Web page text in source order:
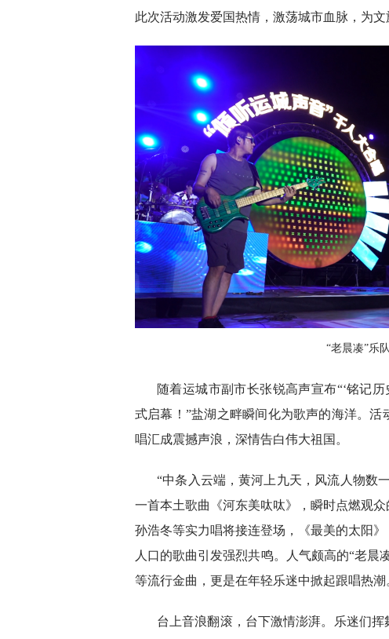
此次活动激发爱国热情，激荡城市血脉，为文
“老晨凑”乐
随着运城市副市长张锐高声宣布“‘铭记
式启幕！”盐湖之畔瞬间化为歌声的海洋。
唱汇成震撼声浪，深情告白伟大祖国。
“中条入云端，黄河上九天，风流人物
一首本土歌曲《河东美呔呔》，瞬时点燃观
孙浩冬等实力唱将接连登场，《最美的太阳
人口的歌曲引发强烈共鸣。人气颇高的“老晨
等流行金曲，更是在年轻乐迷中掀起跟唱热潮
台上音浪翻滚，台下激情澎湃。乐迷们挥